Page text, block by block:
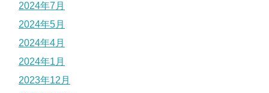
2024年7月
2024年5月
2024年4月
2024年1月
2023年12月